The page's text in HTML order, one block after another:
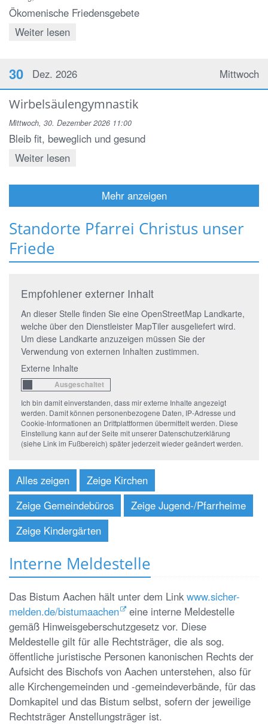
Ökomenische Friedensgebete
Weiter lesen
Mittwoch
30 Dez. 2026
Wirbelsäulengymnastik
Mittwoch, 30. Dezember 2026 11:00
Bleib fit, beweglich und gesund
Weiter lesen
Mehr anzeigen
Standorte Pfarrei Christus unser
Friede
Empfohlener externer Inhalt
An dieser Stelle finden Sie eine OpenStreetMap Landkarte,
welche über den Dienstleister MapTiler ausgeliefert wird.
Um diese Landkarte anzuzeigen müssen Sie der
Verwendung von externen Inhalten zustimmen.
Externe Inhalte
Ich bin damit einverstanden, dass mir externe Inhalte angezeigt
werden. Damit können personenbezogene Daten, IP-Adresse und
Cookie-Informationen an Drittplattformen übermittelt werden. Diese
Einstellung kann auf der Seite mit unserer Datenschutzerklärung
(siehe Link im Fußbereich) später jederzeit wieder geändert werden.
Alles zeigen
Zeige Kirchen
Zeige Gemeindebüros
Zeige Jugend-/Pfarrheime
Zeige Kindergärten
Interne Meldestelle
Das Bistum Aachen hält unter dem Linkwww.sicher-
melden.de/bistumaachen
eine interne Meldestelle
gemäß Hinweisgeberschutzgesetz vor. Diese
Meldestelle gilt für alle Rechtsträger, die als sog.
öffentliche juristische Personen kanonischen Rechts der
Aufsicht des Bischofs von Aachen unterstehen, also für
alle Kirchengemeinden und -gemeindeverbände, für das
Domkapitel und das Bistum selbst, sofern der jeweilige
Rechtsträger Anstellungsträger ist.